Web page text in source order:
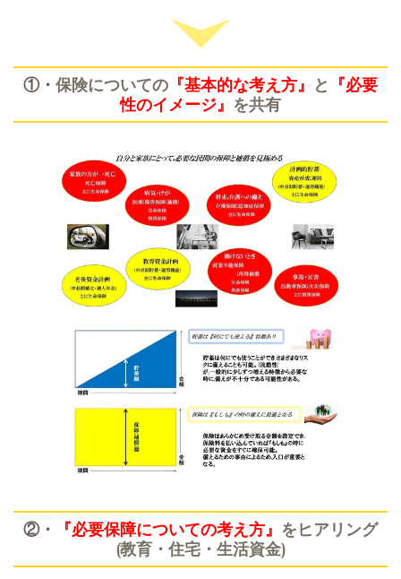
①・ 保険についての 『基本的な考え方』 と
『必要
性のイメージ』 を共有
②・ 『必要保障についての考え方』 をヒアリング
(教育・住宅・生活資金)